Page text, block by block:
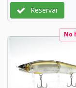
Reservar
No